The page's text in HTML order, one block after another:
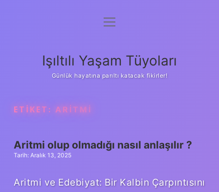
Anasayfa
Yasal Uyarı
menüyü
Işıltılı Yaşam Tüyoları
Günlük hayatına parıltı katacak fikirler!
ETIKET: ARITMI
Aritmi olup olmadığı nasıl anlaşılır ?
Tarih: Aralık 13, 2025
Aritmi ve Edebiyat: Bir Kalbin Çarpıntısını